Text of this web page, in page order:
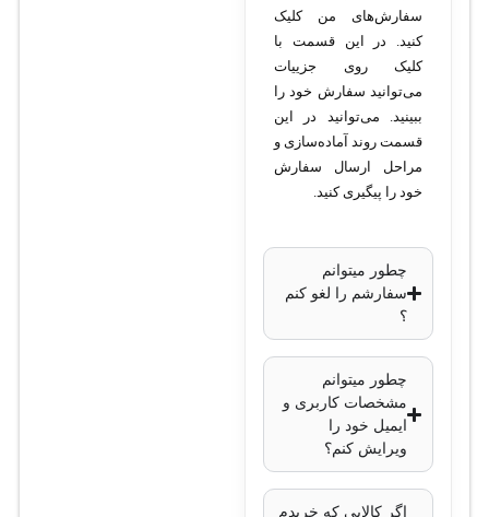
کیفیت تصویر
مگاپیکسل
لنز
: ثابت 2.8
میلی‌متر با زاویه دید
حدود 115 درجه
قابلیت دید در شب
نور مادون قرمز
استاندارد مقاومتی
IP67 (مقاوم در
برابر آب و گرد و
فشرده‌سازی ویدئو
H.265 برای کاهش
حجم فایل‌ها
قابلیت‌های هوش
سفارش‌های من کلیک
کنید. در این قسمت با
کلیک روی جزییات
می‌توانید سفارش خود را
ببینید. می‌توانید در این
قسمت روند آماده‌سازی و
مراحل ارسال سفارش
خود را پیگیری کنید.
چطور میتوانم
سفارشم را لغو کنم
؟
چطور میتوانم
مشخصات کاربری و
ایمیل خود را
ویرایش کنم؟
اگر کالایی که خریدم